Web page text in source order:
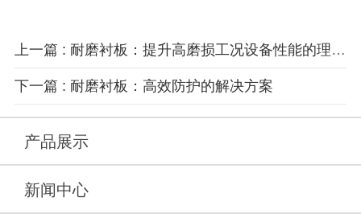
上一篇 : 耐磨衬板：提升高磨损工况设备性能的理想选择
下一篇 : 耐磨衬板：高效防护的解决方案
产品展示
新闻中心